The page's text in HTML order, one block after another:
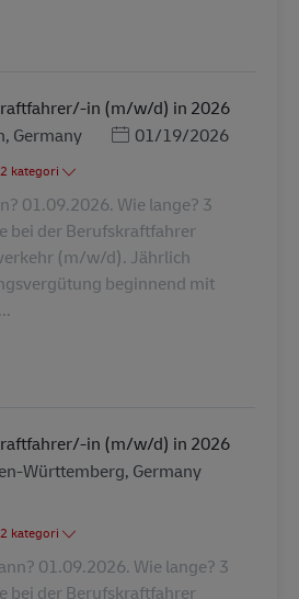
in (m/w/d) in 2026
Germany Posted Date
01/19/2026
kategori
01.09.2026. Wie lange? 3
bei der Berufskraftfahrer
(m/w/d). Jährlich
beginnend mit
in (m/w/d) in 2026
Württemberg, Germany
kategori
01.09.2026. Wie lange? 3
bei der Berufskraftfahrer